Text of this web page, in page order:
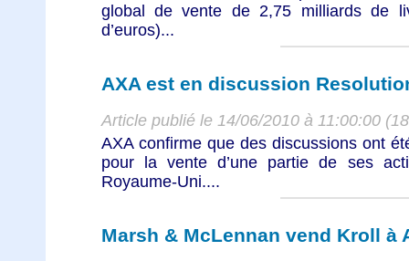
global de vente de 2,75 milliards de
d’euros)...
AXA est en discussion
Article publié le 14/06/2010 à 11:00:00
AXA confirme que des discussions ont
pour la vente d’une partie de ses
Royaume-Uni....
Marsh & McLennan vend Kroll à